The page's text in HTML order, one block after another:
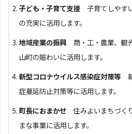
子ども・子育て支援子育てしやす
の充実に活用します。
地域産業の振興 商・工・農業、観
山町の賑わいに活用します。
新型コロナウイルス感染症対策等
症蔓延防止対策等に活用します。
町長におまかせ 住みよいまちづく
まな事業に活用します。